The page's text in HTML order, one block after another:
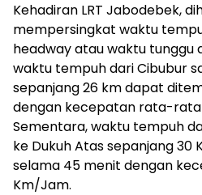
Kehadiran LRT Jabodebek,
mempersingkat waktu
headway atau waktu
waktu tempuh dari Cibubur
sepanjang 26 km dapat
dengan kecepatan rata-
Sementara, waktu tempuh
ke Dukuh Atas sepanjang
selama 45 menit dengan
Km/Jam.